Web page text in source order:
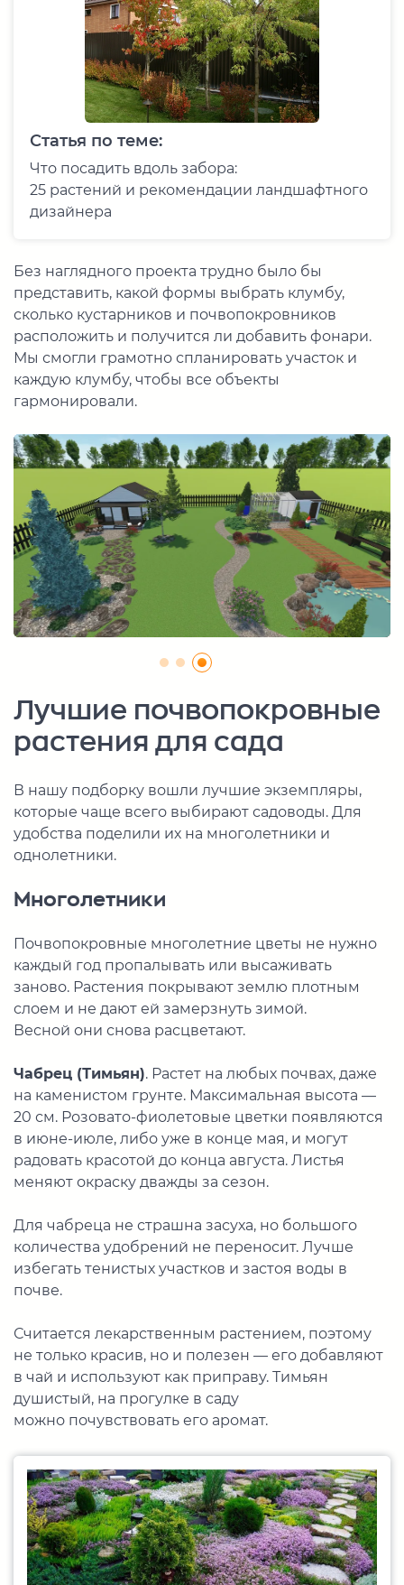
Статья по теме:
Что посадить вдоль забора:
25 растений и рекомендации ландшафтного
дизайнера
Без наглядного проекта трудно было бы
представить, какой формы выбрать клумбу,
сколько кустарников и почвопокровников
расположить и получится ли добавить фонари.
Мы смогли грамотно спланировать участок и
каждую клумбу, чтобы все объекты
гармонировали.
Лучшие почвопокровные
растения для сада
В нашу подборку вошли лучшие экземпляры,
которые чаще всего выбирают садоводы. Для
удобства поделили их на многолетники и
однолетники.
Многолетники
Почвопокровные многолетние цветы не нужно
каждый год пропалывать или высаживать
заново. Растения покрывают землю плотным
слоем и не дают ей замерзнуть зимой.
Весной они снова расцветают.
Чабрец (Тимьян). Растет на любых почвах, даже
на каменистом грунте. Максимальная высота —
20 см. Розовато-фиолетовые цветки появляются
в июне-июле, либо уже в конце мая, и могут
радовать красотой до конца августа. Листья
меняют окраску дважды за сезон.
Для чабреца не страшна засуха, но большого
количества удобрений не переносит. Лучше
избегать тенистых участков и застоя воды в
почве.
Считается лекарственным растением, поэтому
не только красив, но и полезен — его добавляют
в чай и используют как приправу. Тимьян
душистый, на прогулке в саду
можно почувствовать его аромат.